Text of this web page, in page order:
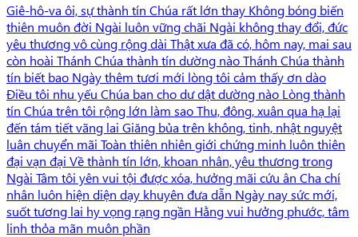
Giê-hô-va ôi, sự thành tín Chúa rất lớn thay Không bóng biến
thiên muôn đời Ngài luôn vững chãi Ngài không thay đổi, đức
yêu thương vô cùng rộng dài Thật xưa đã có, hôm nay, mai sau
còn hoài Thánh Chúa thành tín dường nào Thánh Chúa thành
tín biết bao Ngày thêm tươi mới lòng tôi cảm thấy ơn dào
Điều tôi nhu yếu Chúa ban cho dư dật dường nào Lòng thành
tín Chúa trên tôi rộng lớn làm sao Thu, đông, xuân qua hạ lại
đến tám tiết vãng lai Giăng bủa trên không, tinh, nhật nguyệt
luân chuyển mãi Toàn thiên nhiên giới chứng minh luôn thiên
đại vạn đại Về thành tín lớn, khoan nhân, yêu thương trong
Ngài Tâm tôi yên vui tội được xóa, hưởng mãi cứu ân Cha chí
nhân luôn hiện diện dạy khuyên đưa dẫn Ngày nay sức mới,
suốt tương lai hy vọng rạng ngần Hằng vui hưởng phước, tâm
linh thỏa mãn muôn phần